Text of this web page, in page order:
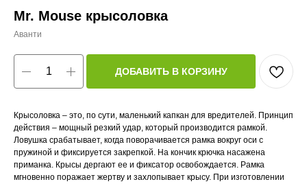
Mr. Mouse крысоловка
Аванти
ДОБАВИТЬ В КОРЗИНУ
Крысоловка – это, по сути, маленький капкан для вредителей. Принцип
действия – мощный резкий удар, который производится рамкой.
Ловушка срабатывает, когда поворачивается рамка вокруг оси с
пружиной и фиксируется закрепкой. На кончик крючка насажена
приманка. Крысы дергают ее и фиксатор освобождается. Рамка
мгновенно поражает жертву и захлопывает крысу. При изготовлении